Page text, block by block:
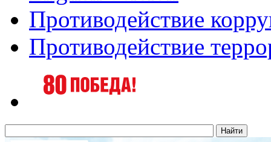
Противодействие
Противодействие